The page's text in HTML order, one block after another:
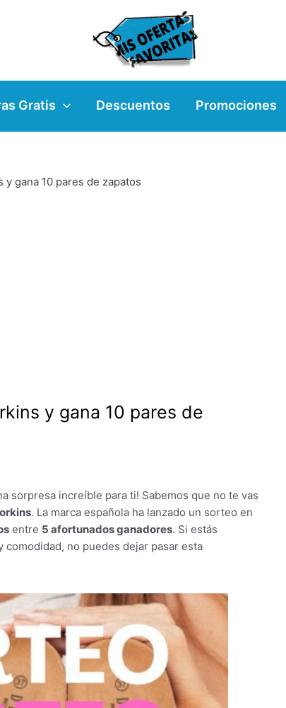
Gratis Descuentos Promociones
gana 10 pares de zapatos
y gana 10 pares de
sorpresa increíble para ti! Sabemos que no te vas
. La marca española ha lanzado un sorteo en
entre 5 afortunados ganadores. Si estás
no puedes dejar pasar esta